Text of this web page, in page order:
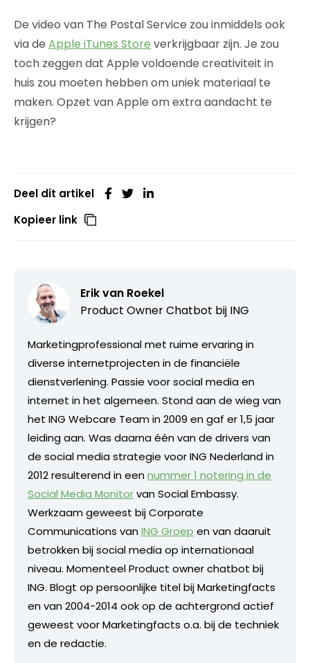
De video van The Postal Service zou inmiddels ook
via de Apple iTunes Store verkrijgbaar zijn. Je zou
toch zeggen dat Apple voldoende creativiteit in
huis zou moeten hebben om uniek materiaal te
maken. Opzet van Apple om extra aandacht te
krijgen?
Deel dit artikel
Kopieer link
Erik van Roekel
Product Owner Chatbot bij ING
Marketingprofessional met ruime ervaring in
diverse internetprojecten in de financiële
dienstverlening. Passie voor social media en
internet in het algemeen. Stond aan de wieg van
het ING Webcare Team in 2009 en gaf er 1,5 jaar
leiding aan. Was daarna één van de drivers van
de social media strategie voor ING Nederland in
2012 resulterend in eennummer 1 notering in de
Social Media Monitorvan Social Embassy.
Werkzaam geweest bij Corporate
Communications vanING Groep en van daaruit
betrokken bij social media op internationaal
niveau. Momenteel Product owner chatbot bij
ING. Blogt op persoonlijke titel bij Marketingfacts
en van 2004-2014 ook op de achtergrond actief
geweest voor Marketingfacts o.a. bij de techniek
en de redactie.